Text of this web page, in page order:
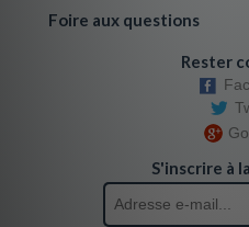
Foire aux questions
Rester
S'inscrire à